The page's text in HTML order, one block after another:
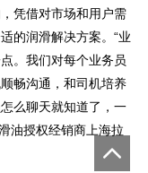
凭借对市场和用户需
的润滑解决方案。“业
。我们对每个业务员
畅沟通，和司机培养
么聊天就知道了，一
油授权经销商上海拉